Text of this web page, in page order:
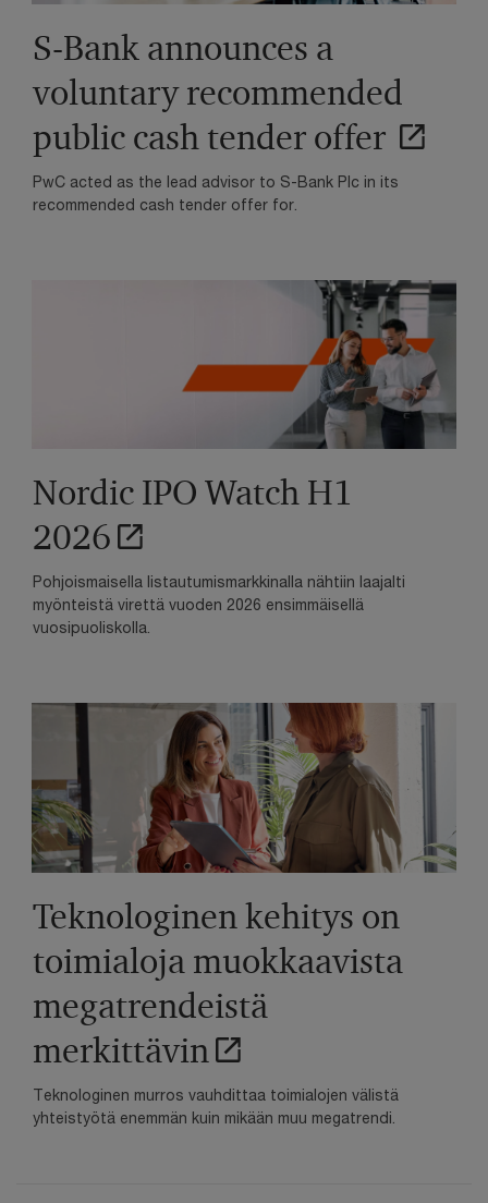
S-Bank announces a
voluntary recommended
public cash tender offer
PwC acted as the lead advisor to S-Bank Plc in its
recommended cash tender offer for.
Nordic IPO Watch H1
2026
Pohjoismaisella listautumismarkkinalla nähtiin laajalti
myönteistä virettä vuoden 2026 ensimmäisellä
vuosipuoliskolla.
Teknologinen kehitys on
toimialoja muokkaavista
megatrendeistä
merkittävin
Teknologinen murros vauhdittaa toimialojen välistä
yhteistyötä enemmän kuin mikään muu megatrendi.